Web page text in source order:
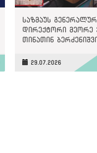
საზმაუს
დირექტორი მეორე
თინათინ
29.07.2026